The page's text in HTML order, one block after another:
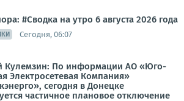
#Сводка на утро 6 августа 2026 года
Сегодня, 06:07
Кулемзин: По информации АО «Юго-
Электросетевая Компания»
сегодня в Донецке
частичное плановое отключение